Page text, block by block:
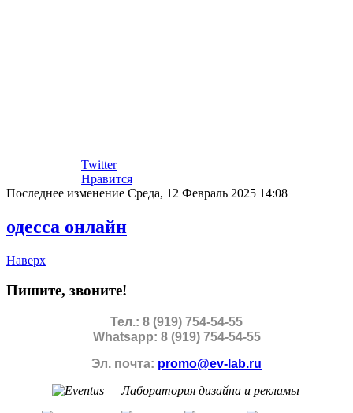
Twitter
Нравится
Последнее изменение Среда, 12 Февраль 2025 14:08
одесса онлайн
Наверх
Пишите, звоните!
Тел.: 8 (919) 754-54-55
Whatsapp: 8 (919) 754-54-55
Эл. почта: promo@ev-lab.ru